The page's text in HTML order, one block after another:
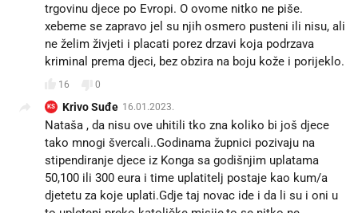
trgovinu djece po Evropi. O ovome nitko ne piše.
xebeme se zapravo jel su njih osmero pusteni ili nisu, ali
ne želim živjeti i placati porez drzavi koja podrzava
kriminal prema djeci, bez obzira na boju kože i porijeklo.
16 0
KS Krivo Suđe 16.01.2023.
Nataša , da nisu ove uhitili tko zna koliko bi još djece
tako mnogi švercali..Godinama župnici pozivaju na
stipendiranje djece iz Konga sa godišnjim uplatama
50,100 ili 300 eura i time uplatitelj postaje kao kum/a
djetetu za koje uplati.Gdje taj novac ide i da li su i oni u